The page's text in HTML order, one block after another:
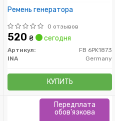
Ремень генератора
0 отзывов
520 ₴ сегодня
Артикул:
FB 6PK1873
INA
Germany
КУПИТЬ
Передплата
обов'язкова